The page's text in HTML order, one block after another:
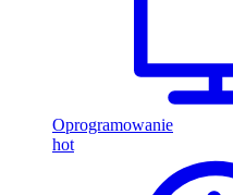
Oprogramowanie
hot